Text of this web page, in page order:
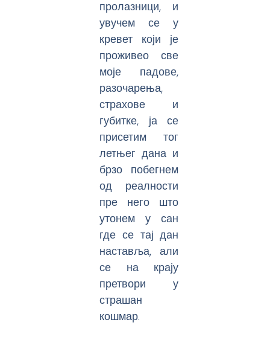
пролазници, и
увучем се у
кревет који је
проживео све
моје падове,
разочарења,
страхове и
губитке, ја се
присетим тог
летњег дана и
брзо побегнем
од реалности
пре него што
утонем у сан
где се тај дан
наставља, али
се на крају
претвори у
страшан
кошмар.